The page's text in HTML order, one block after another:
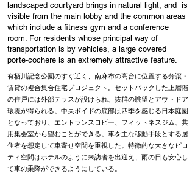
landscaped courtyard brings in natural light, and is
visible from the main lobby and the common areas
which include a fitness gym and a conference
room. For residents whose principal way of
transportation is by vehicles, a large covered
porte-cochere is an extremely attractive feature.
有栖川記念公園のすぐ近く、南麻布の高台に位置する分譲・
賃貸の複合集合住宅プロジェクト。セットバックした上層階
の住戸には外部テラスが設けられ、抜群の眺望とアウトドア
環境が得られる。中央ボイドの底部は四季を感じる日本庭園
となっており、エントランスロビー、フィットネスジム、共
用集会室から望むことができる。車を主な移動手段とする居
住者を想定して車寄せ空間を重視した。特徴的な大きなピロ
ティ空間はホテルのように来訪者を出迎え、雨の日も安心し
て車の乗降ができるようにしている。